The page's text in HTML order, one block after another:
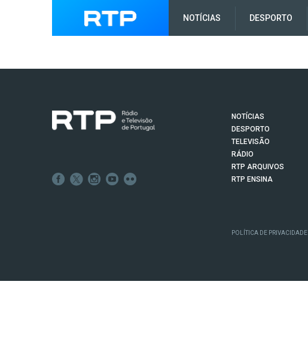
NOTÍCIAS DESPORTO
NOTÍCIAS
DESPORTO
TELEVISÃO
RÁDIO
RTP ARQUIVOS
RTP ENSINA
POLÍTICA DE PRIVACIDADE